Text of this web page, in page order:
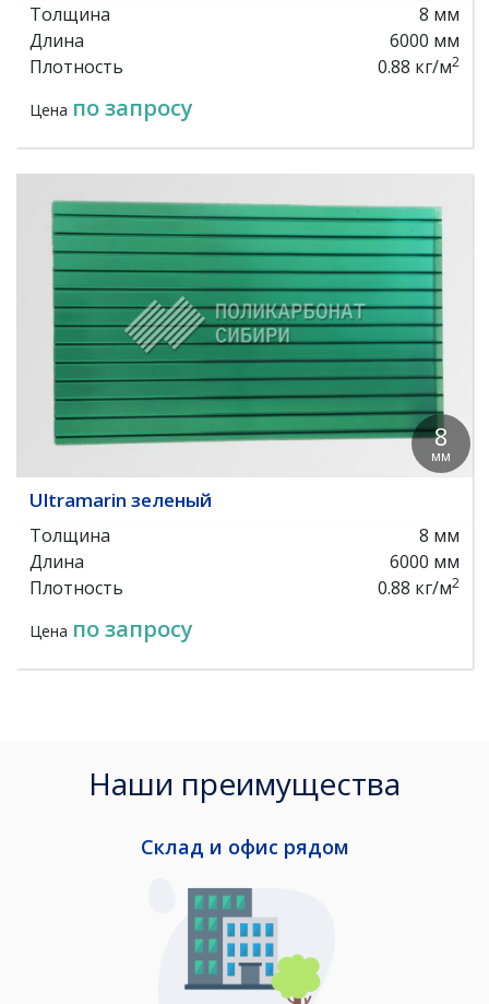
Толщина
8 мм
Длина
6000 мм
Плотность
0.88 кг/м2
Цена по запросу
8
мм
Ultramarin зеленый
Толщина
8 мм
Длина
6000 мм
Плотность
0.88 кг/м2
Цена по запросу
Наши преимущества
Склад и офис рядом